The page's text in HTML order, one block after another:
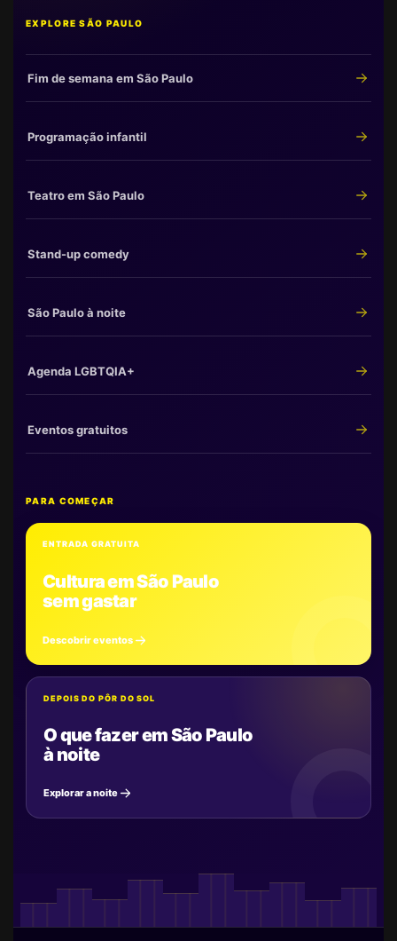
EXPLORE SÃO PAULO
Fim de semana em São Paulo
Programação infantil
Teatro em São Paulo
Stand-up comedy
São Paulo à noite
Agenda LGBTQIA+
Eventos gratuitos
PARA COMEÇAR
ENTRADA GRATUITA
Cultura em São Paulo
sem gastar
Descobrir eventos
DEPOIS DO PÔR DO SOL
O que fazer em São Paulo
à noite
Explorar a noite